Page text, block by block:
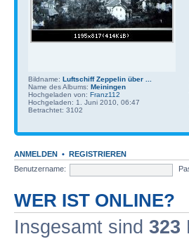
Bildname: Luftschiff Zeppelin über ...
Name des Albums: Meiningen
Hochgeladen von: Franz112
Hochgeladen: 1. Juni 2010, 06:47
Betrachtet: 3102
ANMELDEN • REGISTRIEREN
Benutzername:
WER IST ONLINE?
Insgesamt sind 323